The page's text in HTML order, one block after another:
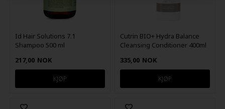
Id Hair Solutions 7.1
Shampoo 500 ml
217,00 NOK
Cutrin BIO+ Hydra Balance
Cleansing Conditioner 400ml
335,00 NOK